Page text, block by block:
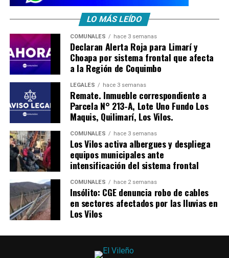
LO MÁS LEÍDO
COMUNALES hace 3 semanas
Declaran Alerta Roja para Limarí y
Choapa por sistema frontal que afecta
a la Región de Coquimbo
LEGALES hace 3 semanas
Remate. Inmueble correspondiente a
Parcela N° 213-A, Lote Uno Fundo Los
Maquis, Quilimarí, Los Vilos.
COMUNALES hace 3 semanas
Los Vilos activa albergues y despliega
equipos municipales ante
intensificación del sistema frontal
COMUNALES hace 2 semanas
Insólito: CGE denuncia robo de cables
en sectores afectados por las lluvias en
Los Vilos